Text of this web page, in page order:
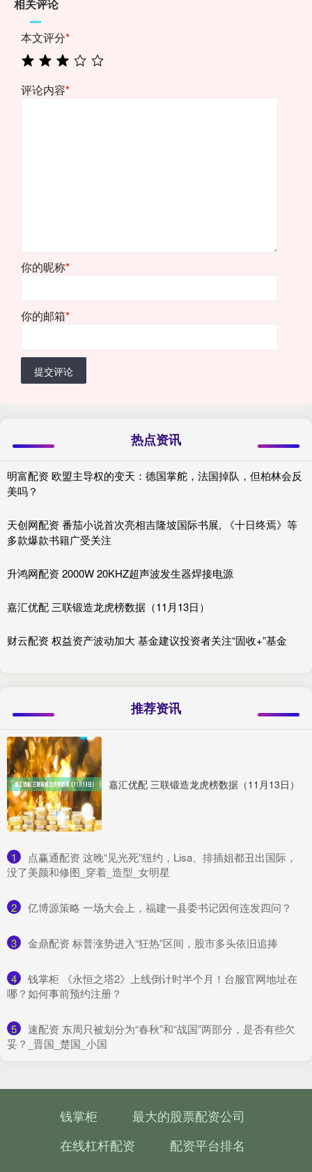
相关评论
本文评分*
评论内容*
你的昵称*
你的邮箱*
提交评论
热点资讯
明富配资 欧盟主导权的变天：德国掌舵，法国掉队，但柏林会反
美吗？
天创网配资 番茄小说首次亮相吉隆坡国际书展, 《十日终焉》等
多款爆款书籍广受关注
升鸿网配资 2000W 20KHZ超声波发生器焊接电源
嘉汇优配 三联锻造龙虎榜数据（11月13日）
财云配资 权益资产波动加大 基金建议投资者关注“固收+”基金
推荐资讯
嘉汇优配 三联锻造龙虎榜数据（11月13日）
1
​点赢通配资 这晚“见光死”纽约，Lisa、排插姐都丑出国际，
没了美颜和修图_穿着_造型_女明星
2 ​亿博源策略 一场大会上，福建一县委书记因何连发四问？
3 ​金鼎配资 标普涨势进入“狂热”区间，股市多头依旧追捧
4
​钱掌柜 《永恒之塔2》上线倒计时半个月！台服官网地址在
哪？如何事前预约注册？
5
​速配资 东周只被划分为“春秋”和“战国”两部分，是否有些欠
妥？_晋国_楚国_小国
钱掌柜
最大的股票配资公司
在线杠杆配资
配资平台排名